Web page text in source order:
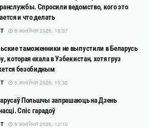
Спросили ведомство, кого это
и что делать
6 ЖНІЎНЯ 2026, 18:37
таможенники не выпустили в Беларусь
которая ехала в Узбекистан, хотя груз
безобидным
6 ЖНІЎНЯ 2026, 15:35
Польшчы запрашаюць на Дзень
Спіс гарадоў
6 ЖНІЎНЯ 2026, 12:10